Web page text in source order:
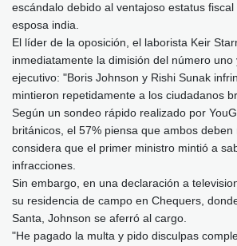
escándalo debido al ventajoso estatus
esposa india.
El líder de la oposición, el laborista Keir
inmediatamente la dimisión del número
ejecutivo: "Boris Johnson y Rishi Sunak
mintieron repetidamente a los ciudadanos
Según un sondeo rápido realizado por
británicos, el 57% piensa que ambos
considera que el primer ministro mintió a
infracciones.
Sin embargo, en una declaración a
su residencia de campo en Chequers,
Santa, Johnson se aferró al cargo.
"He pagado la multa y pido disculpas